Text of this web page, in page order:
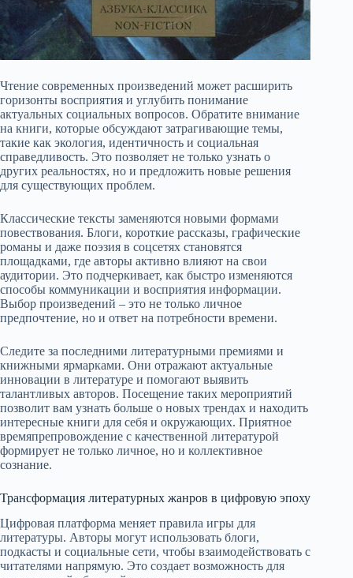
Чтение современных произведений может расширить
горизонты восприятия и углубить понимание
актуальных социальных вопросов. Обратите внимание
на книги, которые обсуждают затрагивающие темы,
такие как экология, идентичность и социальная
справедливость. Это позволяет не только узнать о
других реальностях, но и предложить новые решения
для существующих проблем.
Классические тексты заменяются новыми формами
повествования. Блоги, короткие рассказы, графические
романы и даже поэзия в соцсетях становятся
площадками, где авторы активно влияют на свои
аудитории. Это подчеркивает, как быстро изменяются
способы коммуникации и восприятия информации.
Выбор произведений – это не только личное
предпочтение, но и ответ на потребности времени.
Следите за последними литературными премиями и
книжными ярмарками. Они отражают актуальные
инновации в литературе и помогают выявить
талантливых авторов. Посещение таких мероприятий
позволит вам узнать больше о новых трендах и находить
интересные книги для себя и окружающих. Приятное
времяпрепровождение с качественной литературой
формирует не только личное, но и коллективное
сознание.
Трансформация литературных жанров в цифровую эпоху
Цифровая платформа меняет правила игры для
литературы. Авторы могут использовать блоги,
подкасты и социальные сети, чтобы взаимодействовать с
читателями напрямую. Это создает возможность для